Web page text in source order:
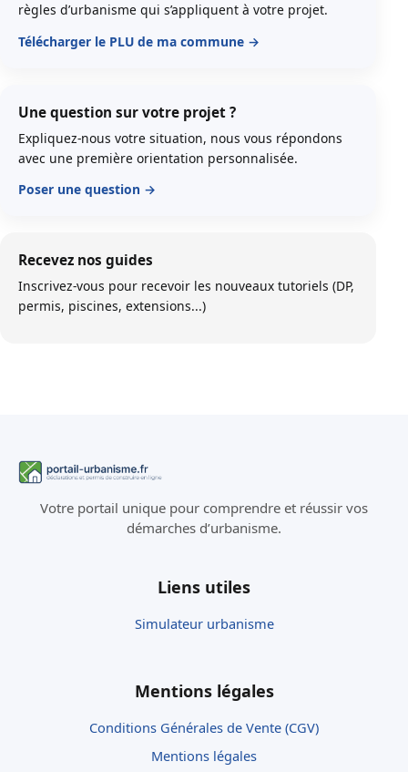
règles d’urbanisme qui s’appliquent à votre projet.
Télécharger le PLU de ma commune
Une question sur votre projet ?
Expliquez-nous votre situation, nous vous répondons
avec une première orientation personnalisée.
Poser une question
Recevez nos guides
Inscrivez-vous pour recevoir les nouveaux tutoriels (DP,
permis, piscines, extensions...)
Votre portail unique pour comprendre et réussir vos
démarches d’urbanisme.
Liens utiles
Simulateur urbanisme
Mentions légales
Conditions Générales de Vente (CGV)
Mentions légales